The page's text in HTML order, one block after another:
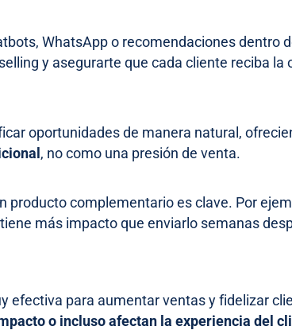
WhatsApp o recomendaciones dentro
y asegurarte que cada cliente reciba la
oportunidades de manera natural,
, no como una presión de venta.
producto complementario es clave. Por
más impacto que enviarlo semanas
efectiva para aumentar ventas y fidelizar
o incluso afectan la experiencia del